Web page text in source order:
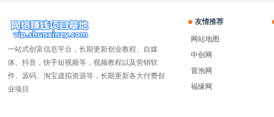
一站式创富信息平台，长期更新创业教程、自媒
体、抖音，快手短视频等，视频教程以及营销软
件、源码、淘宝虚拟资源等，长期更新各大付费创
业项目
友情推荐
网站地图
中创网
冒泡网
福缘网